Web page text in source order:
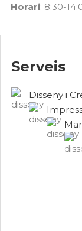
Horari: 8:30-
Serveis
Disseny i